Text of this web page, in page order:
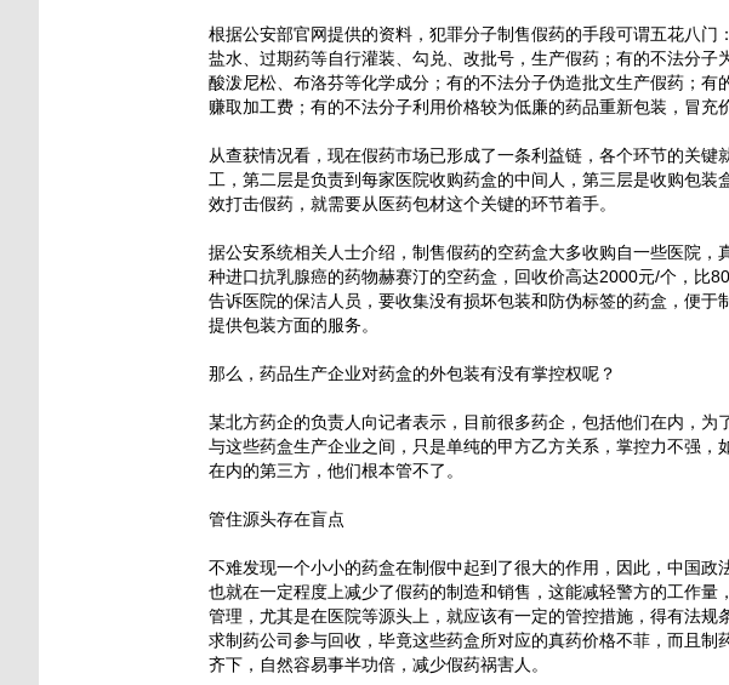
根据公安部官网提供的资料，犯罪分子制售假药的手段可谓五花八门
盐水、过期药等自行灌装、勾兑、改批号，生产假药；有的不法分
酸泼尼松、布洛芬等化学成分；有的不法分子伪造批文生产假药；
赚取加工费；有的不法分子利用价格较为低廉的药品重新包装，冒充
从查获情况看，现在假药市场已形成了一条利益链，各个环节的关
工，第二层是负责到每家医院收购药盒的中间人，第三层是收购包
效打击假药，就需要从医药包材这个关键的环节着手。
据公安系统相关人士介绍，制售假药的空药盒大多收购自一些医院
种进口抗乳腺癌的药物赫赛汀的空药盒，回收价高达2000元/个，比
告诉医院的保洁人员，要收集没有损坏包装和防伪标签的药盒，便
提供包装方面的服务。
那么，药品生产企业对药盒的外包装有没有掌控权呢？
某北方药企的负责人向记者表示，目前很多药企，包括他们在内，
与这些药盒生产企业之间，只是单纯的甲方乙方关系，掌控力不强
在内的第三方，他们根本管不了。
管住源头存在盲点
不难发现一个小小的药盒在制假中起到了很大的作用，因此，中国政
也就在一定程度上减少了假药的制造和销售，这能减轻警方的工作
管理，尤其是在医院等源头上，就应该有一定的管控措施，得有法
求制药公司参与回收，毕竟这些药盒所对应的真药价格不菲，而且
齐下，自然容易事半功倍，减少假药祸害人。